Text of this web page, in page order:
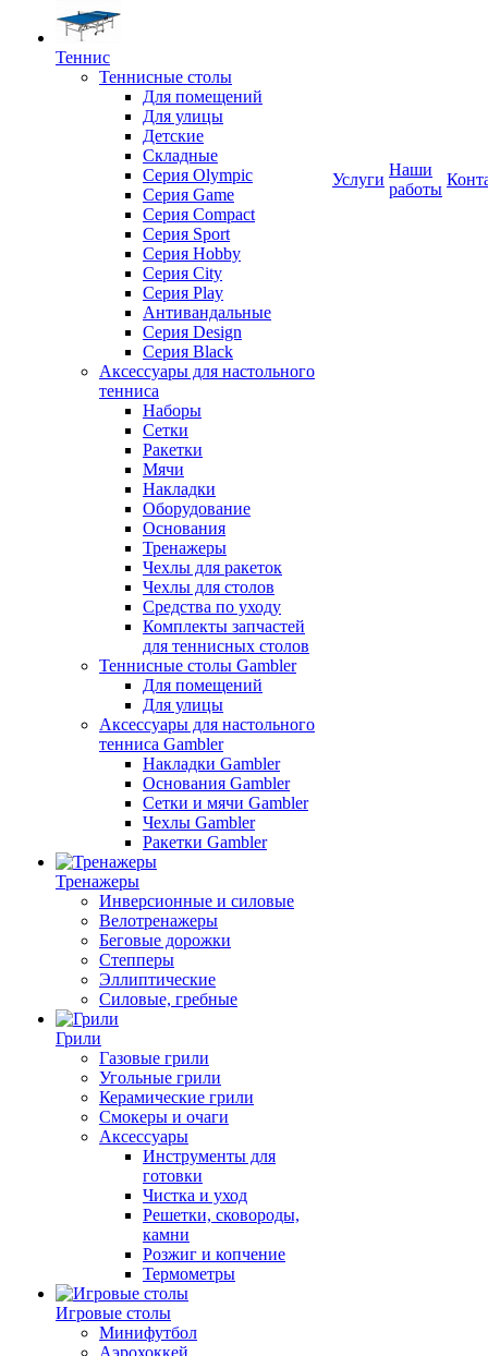
Теннис
Теннисные столы
Для помещений
Для улицы
Детские
Складные
Серия Olympic
Серия Game
Серия Compact
Серия Sport
Серия Hobby
Серия City
Серия Play
Антивандальные
Серия Design
Серия Black
Аксессуары для настольного
тенниса
Наборы
Сетки
Ракетки
Мячи
Накладки
Оборудование
Основания
Тренажеры
Чехлы для ракеток
Чехлы для столов
Средства по уходу
Комплекты запчастей
для теннисных столов
Теннисные столы Gambler
Для помещений
Для улицы
Аксессуары для настольного
тенниса Gambler
Накладки Gambler
Основания Gambler
Сетки и мячи Gambler
Чехлы Gambler
Ракетки Gambler
Тренажеры
Инверсионные и силовые
Велотренажеры
Беговые дорожки
Степперы
Эллиптические
Силовые, гребные
Грили
Газовые грили
Угольные грили
Керамические грили
Смокеры и очаги
Аксессуары
Инструменты для
готовки
Чистка и уход
Решетки, сковороды,
камни
Розжиг и копчение
Термометры
Игровые столы
Минифутбол
Аэрохоккей
Услуги
Наши
работы